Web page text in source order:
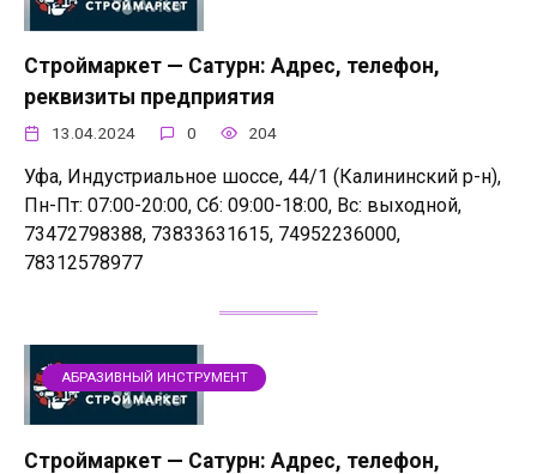
Строймаркет — Сатурн: Адрес, телефон,
реквизиты предприятия
13.04.2024 0 204
Уфа, Индустриальное шоссе, 44/1 (Калининский р-н),
Пн-Пт: 07:00-20:00, Сб: 09:00-18:00, Вс: выходной,
73472798388, 73833631615, 74952236000,
78312578977
АБРАЗИВНЫЙ ИНСТРУМЕНТ
Строймаркет — Сатурн: Адрес, телефон,